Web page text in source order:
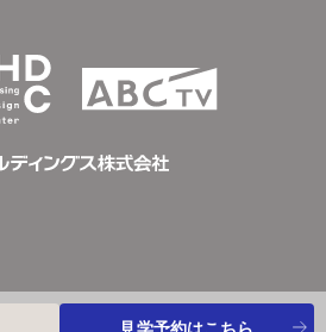
見学予約はこちら